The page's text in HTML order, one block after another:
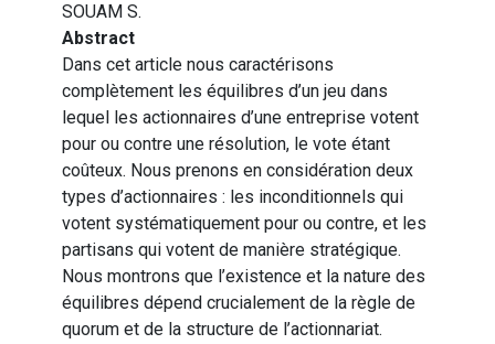
SOUAM S.
Abstract
Dans cet article nous caractérisons
complètement les équilibres d’un jeu dans
lequel les actionnaires d’une entreprise votent
pour ou contre une résolution, le vote étant
coûteux. Nous prenons en considération deux
types d’actionnaires : les inconditionnels qui
votent systématiquement pour ou contre, et les
partisans qui votent de manière stratégique.
Nous montrons que l’existence et la nature des
équilibres dépend crucialement de la règle de
quorum et de la structure de l’actionnariat.